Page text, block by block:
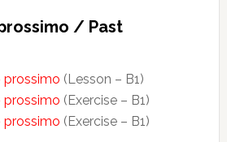
/ Past
prossimo (Lesson – B1)
prossimo (Exercise – B1)
prossimo (Exercise – B1)